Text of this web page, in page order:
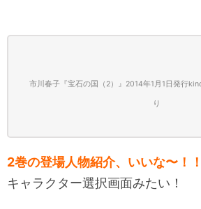
市川春子『宝石の国（2）』2014年1月1日発行
り
2巻の登場人物紹介、いいな〜！
キャラクター選択画面みたい！